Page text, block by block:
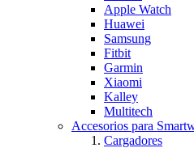
Apple Watch
Huawei
Samsung
Fitbit
Garmin
Xiaomi
Kalley
Multitech
Accesorios para
Cargadores